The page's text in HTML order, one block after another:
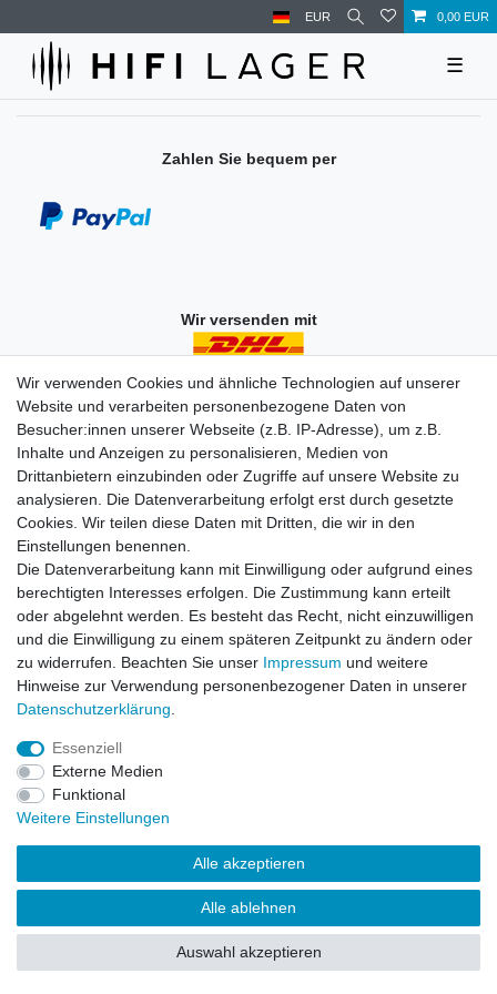
EUR 0,00 EUR
☰
Zahlen Sie bequem per
Wir versenden mit
Einkaufen
Zahlungsarten
Versandarten & -kosten
Widerrufsrecht
Warenkorb
Zur Kasse
Vertrag widerrufen
Mein Konto
Registrieren
Login
Unternehmen
Datenschutzerklärung
AGB
Wir verwenden Cookies und ähnliche Technologien auf unserer
Website und verarbeiten personenbezogene Daten von
Besucher:innen unserer Webseite (z.B. IP-Adresse), um z.B.
Inhalte und Anzeigen zu personalisieren, Medien von
Drittanbietern einzubinden oder Zugriffe auf unsere Website zu
analysieren. Die Datenverarbeitung erfolgt erst durch gesetzte
Cookies. Wir teilen diese Daten mit Dritten, die wir in den
Einstellungen benennen.
Die Datenverarbeitung kann mit Einwilligung oder aufgrund eines
berechtigten Interesses erfolgen. Die Zustimmung kann erteilt
oder abgelehnt werden. Es besteht das Recht, nicht einzuwilligen
und die Einwilligung zu einem späteren Zeitpunkt zu ändern oder
zu widerrufen. Beachten Sie unser Impressum und weitere
Hinweise zur Verwendung personenbezogener Daten in unserer
Daten­schutz­erklärung
Essenziell
Externe Medien
Funktional
Weitere Einstellungen
Alle akzeptieren
Alle ablehnen
Auswahl akzeptieren